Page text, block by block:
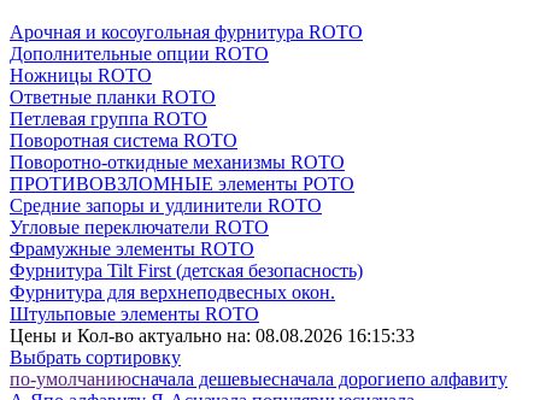
Арочная и косоугольная фурнитура ROTO
Дополнительные опции ROTO
Ножницы ROTO
Ответные планки ROTO
Петлевая группа ROTO
Поворотная система ROTO
Поворотно-откидные механизмы ROTO
ПРОТИВОВЗЛОМНЫЕ элементы РОТО
Средние запоры и удлинители ROTO
Угловые переключатели ROTO
Фрамужные элементы ROTO
Фурнитура Tilt First (детская безопасность)
Фурнитура для верхнеподвесных окон.
Штульповые элементы ROTO
Цены и Кол-во актуально на: 08.08.2026 16:15:33
Выбрать сортировку
по-умолчаниюcначала дешевыеcначала дорогиепо алфавиту